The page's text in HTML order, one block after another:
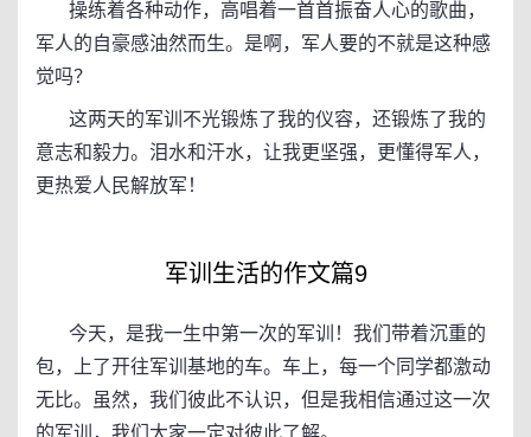
操练着各种动作，高唱着一首首振奋人心的歌曲，
军人的自豪感油然而生。是啊，军人要的不就是这种感
觉吗？
这两天的军训不光锻炼了我的仪容，还锻炼了我的
意志和毅力。泪水和汗水，让我更坚强，更懂得军人，
更热爱人民解放军！
军训生活的作文篇9
今天，是我一生中第一次的军训！我们带着沉重的
包，上了开往军训基地的车。车上，每一个同学都激动
无比。虽然，我们彼此不认识，但是我相信通过这一次
的军训，我们大家一定对彼此了解。